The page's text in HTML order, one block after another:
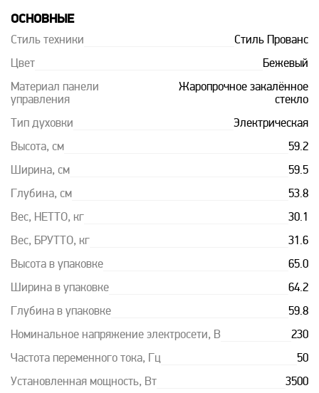
ОСНОВНЫЕ
Стиль техники Стиль Прованс
Цвет Бежевый
Материал панели
управления
Жаропрочное закалённое
стекло
Тип духовки Электрическая
Высота, см 59.2
Ширина, см 59.5
Глубина, см 53.8
Вес, НЕТТО, кг 30.1
Вес, БРУТТО, кг 31.6
Высота в упаковке 65.0
Ширина в упаковке 64.2
Глубина в упаковке 59.8
Номинальное напряжение электросети, В 230
Частота переменного тока, Гц 50
Установленная мощность, Вт 3500